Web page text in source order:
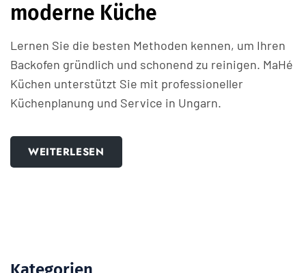
moderne Küche
Lernen Sie die besten Methoden kennen, um Ihren
Backofen gründlich und schonend zu reinigen. MaHé
Küchen unterstützt Sie mit professioneller
Küchenplanung und Service in Ungarn.
WEITERLESEN